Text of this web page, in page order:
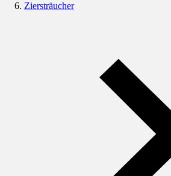
Ziersträucher